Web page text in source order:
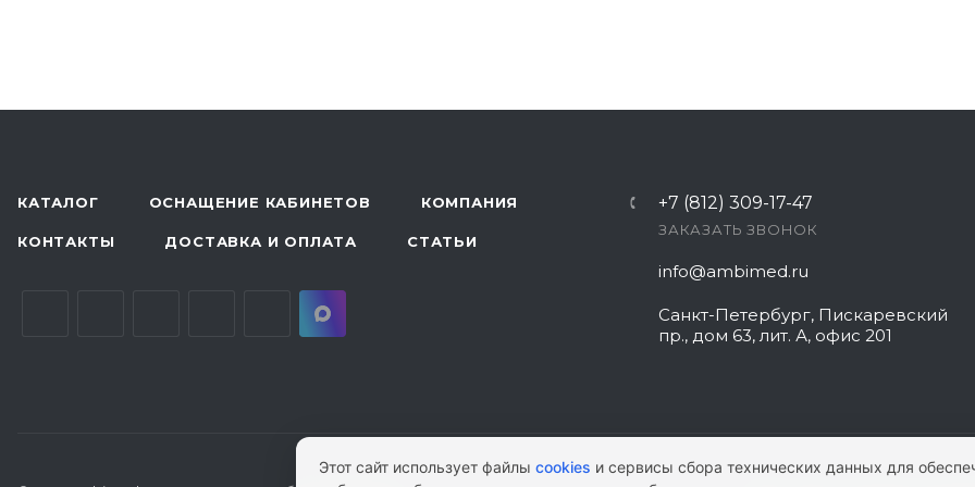
КАТАЛОГ ОСНАЩЕНИЕ КАБИНЕТОВ КОМПАНИЯ
КОНТАКТЫ ДОСТАВКА И ОПЛАТА СТАТЬИ
+7 (812) 309-17-47
ЗАКАЗАТЬ ЗВОНОК
info@ambimed.ru
Санкт-Петербург, Пискаревский
пр., дом 63, лит. А, офис 201
Этот сайт использует файлы cookies и сервисы сбора технических данных для